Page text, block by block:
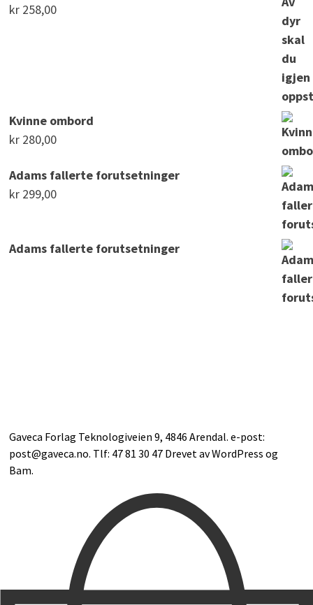
kr 258,00
Kvinne ombord
kr 280,00
Adams fallerte forutsetninger
kr 299,00
Adams fallerte forutsetninger
Gaveca Forlag Teknologiveien 9, 4846 Arendal. e-post:
post@gaveca.no. Tlf: 47 81 30 47 Drevet avWordPress og
Bam.